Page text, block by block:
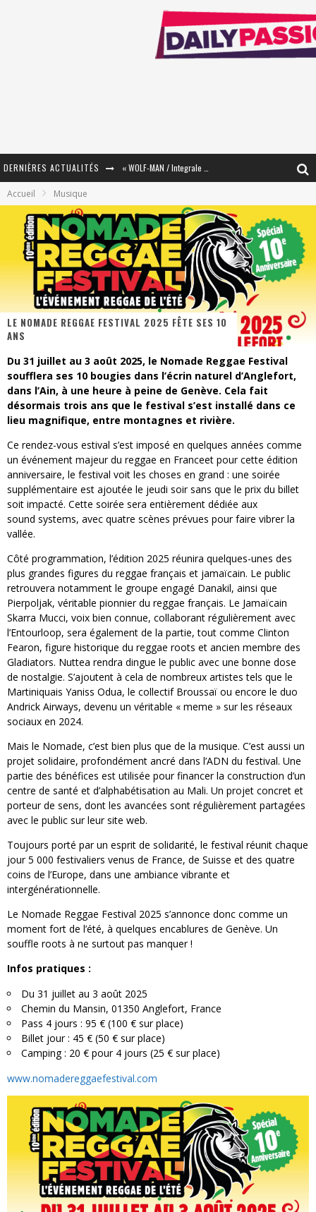
DERNIÈRES ACTUALITÉS
« WOLF-MAN / Integrale Tomes 1 et 2 » - Cruelle Vengeance !
« The Broken Ring / This Mariage Will Fail Anyway » (Tome 2) – Préparer sa vengeance…
« Mon Village Révolté » - Combattre un Projet !
« Le Béton et le Bambou / Propositions pour Mayotte et le Monde. » - Améliorations !
Star Fox
PsyRiver 2026 : la magie revient sur les rives de l’Aar
« MOFUSAND / Parler Japonais » – Des Expressions Pratiques !
« Dr Wertham / L’homme qui étudia les tueurs en série » - Un Métier à Risque !
Assassin's Creed Black Flag Resynced
« Le Vent dand les Saules » - Une Belle Histoire !
« Damn Them All » - Un duo de Choc !
Accueil Musique
LE NOMADE REGGAE FESTIVAL 2025 FÊTE SES 10
ANS
Du 31 juillet au 3 août 2025, le Nomade Reggae Festival
soufflera ses 10 bougies dans l’écrin naturel d’Anglefort,
dans l’Ain, à une heure à peine de Genève. Cela fait
désormais trois ans que le festival s’est installé dans ce
lieu magnifique, entre montagnes et rivière.
Ce rendez-vous estival s’est imposé en quelques années comme
un événement majeur du reggae en Franceet pour cette édition
anniversaire, le festival voit les choses en grand : une soirée
supplémentaire est ajoutée le jeudi soir sans que le prix du billet
soit impacté. Cette soirée sera entièrement dédiée aux
sound systems, avec quatre scènes prévues pour faire vibrer la
vallée.
Côté programmation, l’édition 2025 réunira quelques-unes des
plus grandes figures du reggae français et jamaïcain. Le public
retrouvera notamment le groupe engagé Danakil, ainsi que
Pierpoljak, véritable pionnier du reggae français. Le Jamaïcain
Skarra Mucci, voix bien connue, collaborant régulièrement avec
l’Entourloop, sera également de la partie, tout comme Clinton
Fearon, figure historique du reggae roots et ancien membre des
Gladiators. Nuttea rendra dingue le public avec une bonne dose
de nostalgie. S’ajoutent à cela de nombreux artistes tels que le
Martiniquais Yaniss Odua, le collectif Broussaï ou encore le duo
Andrick Airways, devenu un véritable « meme » sur les réseaux
sociaux en 2024.
Mais le Nomade, c’est bien plus que de la musique. C’est aussi un
projet solidaire, profondément ancré dans l’ADN du festival. Une
partie des bénéfices est utilisée pour financer la construction d’un
centre de santé et d’alphabétisation au Mali. Un projet concret et
porteur de sens, dont les avancées sont régulièrement partagées
avec le public sur leur site web.
Toujours porté par un esprit de solidarité, le festival réunit chaque
jour 5 000 festivaliers venus de France, de Suisse et des quatre
coins de l’Europe, dans une ambiance vibrante et
intergénérationnelle.
Le Nomade Reggae Festival 2025 s’annonce donc comme un
moment fort de l’été, à quelques encablures de Genève. Un
souffle roots à ne surtout pas manquer !
Infos pratiques :
Du 31 juillet au 3 août 2025
Chemin du Mansin, 01350 Anglefort, France
Pass 4 jours : 95 € (100 € sur place)
Billet jour : 45 € (50 € sur place)
Camping : 20 € pour 4 jours (25 € sur place)
www.nomadereggaefestival.com